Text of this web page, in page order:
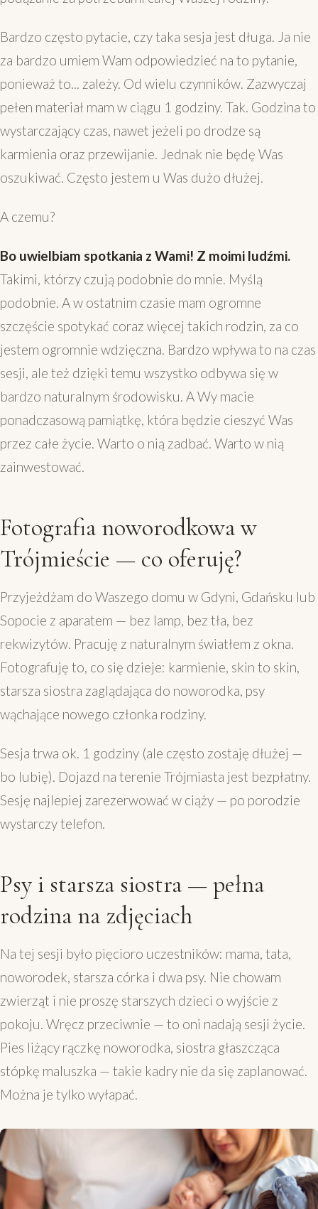
Bardzo często pytacie, czy taka sesja jest długa. Ja nie
za bardzo umiem Wam odpowiedzieć na to pytanie,
ponieważ to... zależy. Od wielu czynników. Zazwyczaj
pełen materiał mam w ciągu 1 godziny. Tak. Godzina to
wystarczający czas, nawet jeżeli po drodze są
karmienia oraz przewijanie. Jednak nie będę Was
oszukiwać. Często jestem u Was dużo dłużej.
A czemu?
Bo uwielbiam spotkania z Wami! Z moimi ludźmi.
Takimi, którzy czują podobnie do mnie. Myślą
podobnie. A w ostatnim czasie mam ogromne
szczęście spotykać coraz więcej takich rodzin, za co
jestem ogromnie wdzięczna. Bardzo wpływa to na czas
sesji, ale też dzięki temu wszystko odbywa się w
bardzo naturalnym środowisku. A Wy macie
ponadczasową pamiątkę, która będzie cieszyć Was
przez całe życie. Warto o nią zadbać. Warto w nią
zainwestować.
Fotografia noworodkowa w
Trójmieście — co oferuję?
Przyjeżdżam do Waszego domu w Gdyni, Gdańsku lub
Sopocie z aparatem — bez lamp, bez tła, bez
rekwizytów. Pracuję z naturalnym światłem z okna.
Fotografuję to, co się dzieje: karmienie, skin to skin,
starsza siostra zaglądająca do noworodka, psy
wąchające nowego członka rodziny.
Sesja trwa ok. 1 godziny (ale często zostaję dłużej —
bo lubię). Dojazd na terenie Trójmiasta jest bezpłatny.
Sesję najlepiej zarezerwować w ciąży — po porodzie
wystarczy telefon.
Psy i starsza siostra — pełna
rodzina na zdjęciach
Na tej sesji było pięcioro uczestników: mama, tata,
noworodek, starsza córka i dwa psy. Nie chowam
zwierząt i nie proszę starszych dzieci o wyjście z
pokoju. Wręcz przeciwnie — to oni nadają sesji życie.
Pies liżący rączkę noworodka, siostra głaszcząca
stópkę maluszka — takie kadry nie da się zaplanować.
Można je tylko wyłapać.